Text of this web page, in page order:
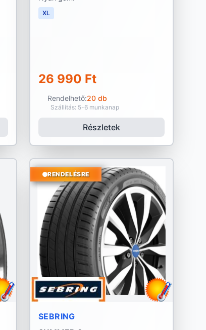
XL
26 990 Ft
Rendelhető:20 db
Szállítás: 5-6 munkanap
Részletek
RENDELÉSRE
SEBRING